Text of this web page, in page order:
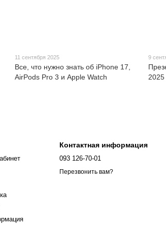
11 сентября 2025
Все, что нужно знать об iPhone 17,
AirPods Pro 3 и Apple Watch
9
2025
Контактная информация
093 126-70-01
Перезвонить вам?